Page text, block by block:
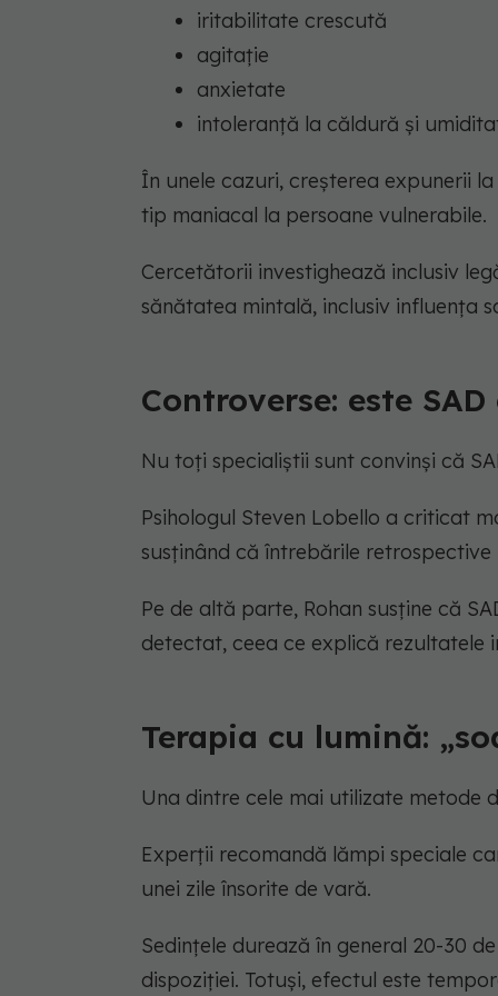
iritabilitate crescută
agitație
anxietate
intoleranță la căldură și
În unele cazuri, creșterea expunerii
tip maniacal la persoane vulnerabile.
Cercetătorii investighează inclusiv
sănătatea mintală, inclusiv influența
Controverse: este
Nu toți specialiștii sunt convinși că
Psihologul Steven Lobello a criticat
susținând că întrebările
Pe de altă parte, Rohan susține că
detectat, ceea ce explică rezultatele
Terapia cu lumină:
Una dintre cele mai utilizate metode
Experții recomandă lămpi speciale
unei zile însorite de vară.
Sedințele durează în general 20-30
dispoziției. Totuși, efectul este